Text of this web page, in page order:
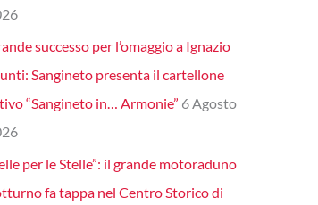
successo per l’omaggio a Ignazio
Sangineto presenta il cartellone
“Sangineto in… Armonie” 6 Agosto
per le Stelle”: il grande motoraduno
fa tappa nel Centro Storico di